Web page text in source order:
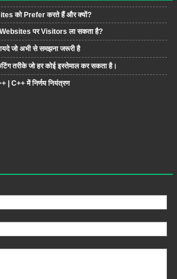
को Prefer करते हैं और क्यों?
पर Visitors ला सकता है?
जो अभी से समझना जरूरी है
तरीके जो हर कोई इस्तेमाल कर सकता है।
C++ में निर्णय नियंत्रण